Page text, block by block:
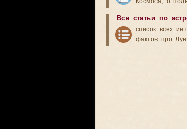
Все статьи по
список всех
фактов про